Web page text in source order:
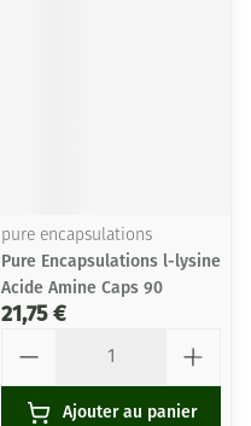
pure encapsulations
Pure Encapsulations l-lysine
Acide Amine Caps 90
21,75 €
Ajouter au panier